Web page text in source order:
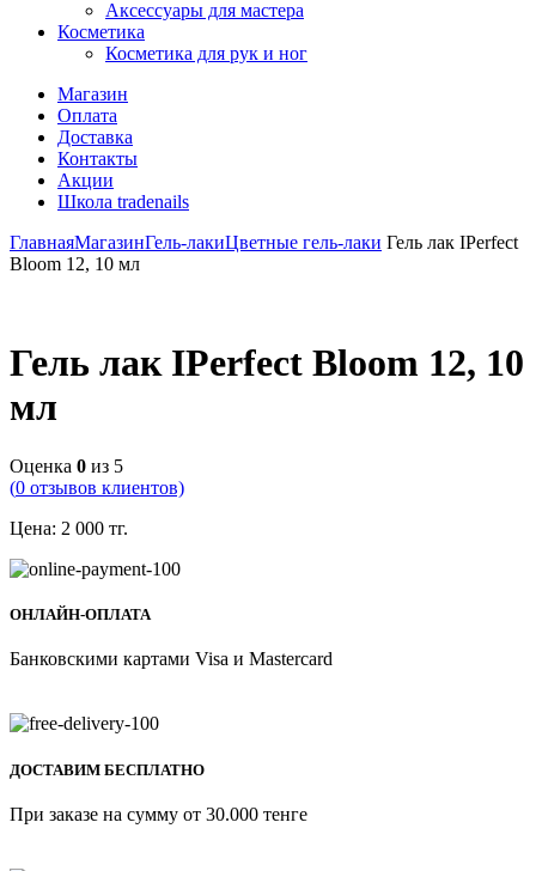
Аксессуары для мастера
Косметика
Косметика для рук и ног
Магазин
Оплата
Доставка
Контакты
Акции
Школа tradenails
ГлавнаяМагазинГель-лакиЦветные гель-лаки Гель лак IPerfect
Bloom 12, 10 мл
Гель лак IPerfect Bloom 12, 10
мл
Оценка 0 из 5
(0 отзывов клиентов)
Цена: 2 000 тг.
ОНЛАЙН-ОПЛАТА
Банковскими картами Visa и Mastercard
ДОСТАВИМ БЕСПЛАТНО
При заказе на сумму от 30.000 тенге